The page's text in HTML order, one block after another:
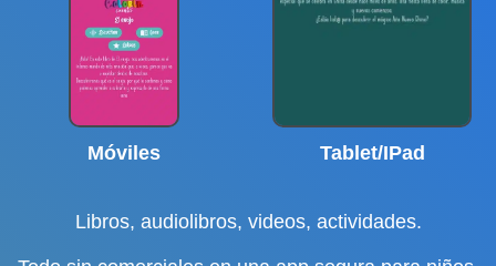
Móviles Tablet/IPad
Libros, audiolibros, videos, actividades.